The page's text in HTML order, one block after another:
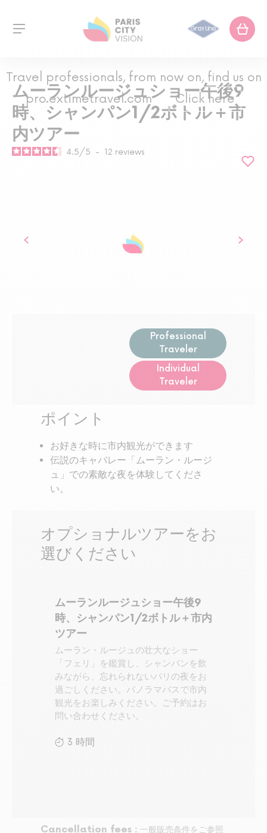
Travel professionals, from now on, find us on
pro.extimetravel.com
Click here
ムーランルージュショー午後9
時、シャンパン1/2ボトル＋市
内ツアー
4.5/5 - 12 reviews
Professional
Traveler
Individual
Traveler
ポイント
お好きな時に市内観光ができます
伝説のキャバレー「ムーラン・ルージ
ュ」での素敵な夜を体験してくださ
い。
オプショナルツアーをお
選びください
ムーランルージュショー午後9
時、シャンパン1/2ボトル＋市内
ツアー
ムーラン・ルージュの壮大なショー
「フェリ」を鑑賞し、シャンパンを飲
みながら、忘れられないパリの夜をお
過ごしください。パノラマバスで市内
観光をお楽しみください。ご予約はお
問い合わせください。
3 時間
Cancellation fees : 一般販売条件をご参照